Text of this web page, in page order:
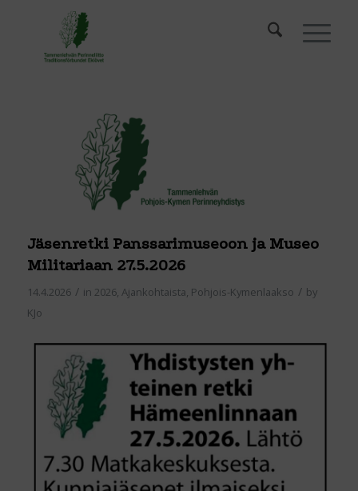
Jäsenretki Panssarimuseoon ja Museo
Militariaan 27.5.2026
14.4.2026 / in 2026, Ajankohtaista, Pohjois-Kymenlaakso / by
KJo